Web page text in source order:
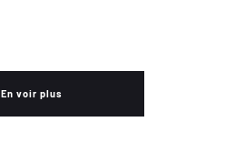
En voir plus